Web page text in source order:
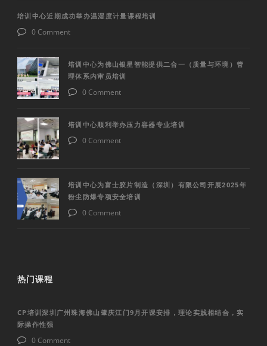
培训中心近期成功举办温湿度计量课程培训
0 Comment
培训中心为佛山银星智能提供二合一（质量与环境）管
理体系内审员培训
0 Comment
培训中心顺利举办压力容器专业培训
0 Comment
培训中心为富士胶片制造（深圳）有限公司开展2025年
粉尘防爆专项安全培训
0 Comment
热门课程
CP培训深圳广州珠海佛山肇庆江门9月开课安排，理论实践相结合，实
际操作性强
0 Comment